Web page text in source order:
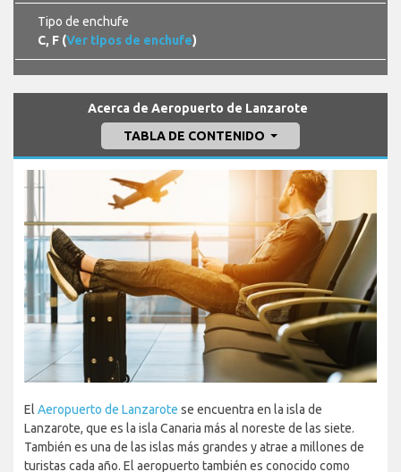
Tipo de enchufe
C, F (Ver tipos de enchufe)
Acerca de Aeropuerto de Lanzarote
TABLA DE CONTENIDO
El Aeropuerto de Lanzarote se encuentra en la isla de
Lanzarote, que es la isla Canaria más al noreste de las siete.
También es una de las islas más grandes y atrae a millones de
turistas cada año. El aeropuerto también es conocido como